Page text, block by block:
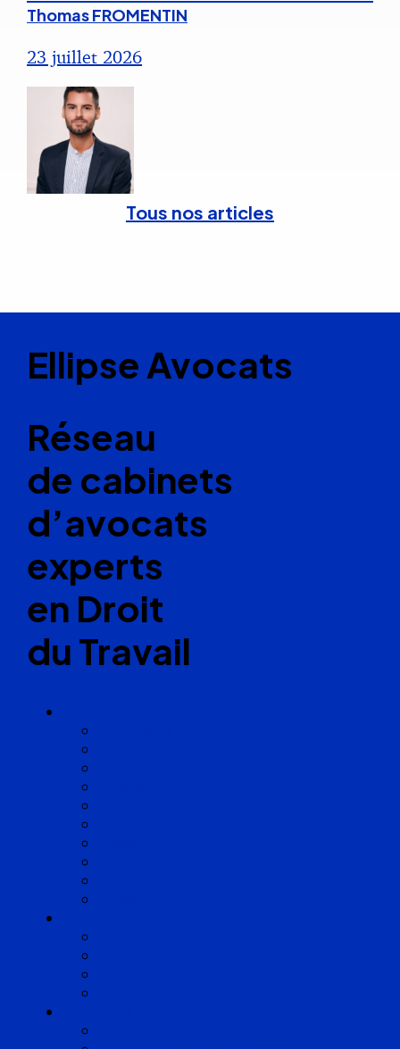
Thomas FROMENTIN
23 juillet 2026
Tous nos articles
Ellipse Avocats
Réseau
de cabinets
d’avocats
experts
en Droit
du Travail